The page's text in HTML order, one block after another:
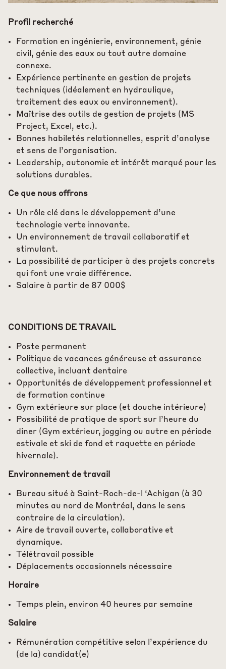
Profil recherché
Formation en ingénierie, environnement, génie
civil, génie des eaux ou tout autre domaine
connexe.
Expérience pertinente en gestion de projets
techniques (idéalement en hydraulique,
traitement des eaux ou environnement).
Maîtrise des outils de gestion de projets (MS
Project, Excel, etc.).
Bonnes habiletés relationnelles, esprit d’analyse
et sens de l’organisation.
Leadership, autonomie et intérêt marqué pour les
solutions durables.
Ce que nous offrons
Un rôle clé dans le développement d’une
technologie verte innovante.
Un environnement de travail collaboratif et
stimulant.
La possibilité de participer à des projets concrets
qui font une vraie différence.
Salaire à partir de 87 000$
CONDITIONS DE TRAVAIL
Poste permanent
Politique de vacances généreuse et assurance
collective, incluant dentaire
Opportunités de développement professionnel et
de formation continue
Gym extérieure sur place (et douche intérieure)
Possibilité de pratique de sport sur l’heure du
diner (Gym extérieur, jogging ou autre en période
estivale et ski de fond et raquette en période
hivernale).
Environnement de travail
Bureau situé à Saint-Roch-de-l ‘Achigan (à 30
minutes au nord de Montréal, dans le sens
contraire de la circulation).
Aire de travail ouverte, collaborative et
dynamique.
Télétravail possible
Déplacements occasionnels nécessaire
Horaire
Temps plein, environ 40 heures par semaine
Salaire
Rémunération compétitive selon l’expérience du
(de la) candidat(e)